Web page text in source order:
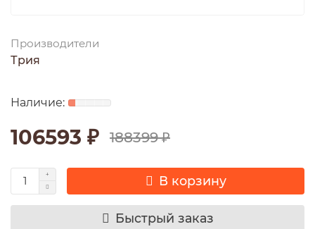
Производители
Трия
106593 ₽ 188399 ₽
В корзину
Быстрый заказ